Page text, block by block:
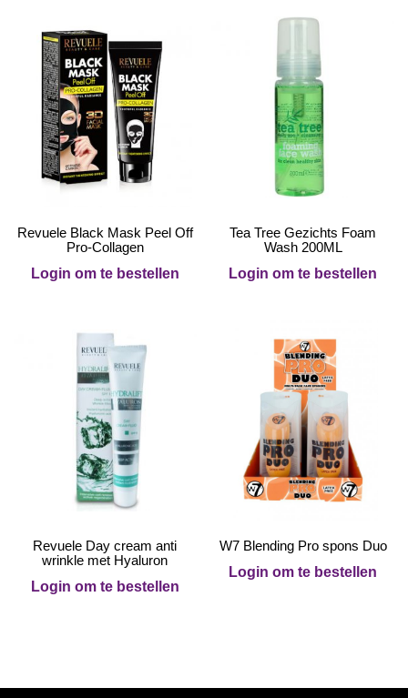
Revuele Black Mask Peel Off
Pro-Collagen
Login om te bestellen
Tea Tree Gezichts Foam
Wash 200ML
Login om te bestellen
Revuele Day cream anti
wrinkle met Hyaluron
Login om te bestellen
W7 Blending Pro spons Duo
Login om te bestellen